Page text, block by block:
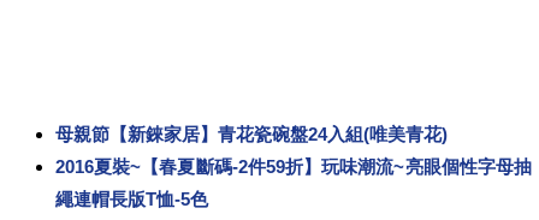
母親節【新錸家居】青花瓷碗盤24入組(唯美青花)
2016夏裝~【春夏斷碼-2件59折】玩味潮流~亮眼個性字母抽
繩連帽長版T恤-5色